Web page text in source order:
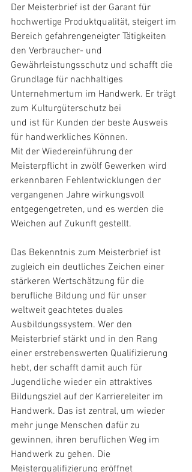
Der Meisterbrief ist der Garant für
hochwertige Produktqualität, steigert im
Bereich gefahrengeneigter Tätigkeiten
den Verbraucher- und
Gewährleistungsschutz und schafft die
Grundlage für nachhaltiges
Unternehmertum im Handwerk. Er trägt
zum Kulturgüterschutz bei
und ist für Kunden der beste Ausweis
für handwerkliches Können.
Mit der Wiedereinführung der
Meisterpflicht in zwölf Gewerken wird
erkennbaren Fehlentwicklungen der
vergangenen Jahre wirkungsvoll
entgegengetreten, und es werden die
Weichen auf Zukunft gestellt.
Das Bekenntnis zum Meisterbrief ist
zugleich ein deutliches Zeichen einer
stärkeren Wertschätzung für die
berufliche Bildung und für unser
weltweit geachtetes duales
Ausbildungssystem. Wer den
Meisterbrief stärkt und in den Rang
einer erstrebenswerten Qualifizierung
hebt, der schafft damit auch für
Jugendliche wieder ein attraktives
Bildungsziel auf der Karriereleiter im
Handwerk. Das ist zentral, um wieder
mehr junge Menschen dafür zu
gewinnen, ihren beruflichen Weg im
Handwerk zu gehen. Die
Meisterqualifizierung eröffnet